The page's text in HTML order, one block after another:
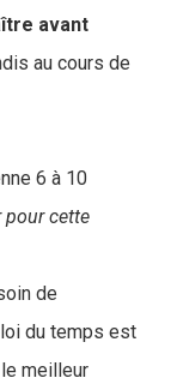
avant
au cours de
6 à 10
pour cette
de
du temps est
meilleur